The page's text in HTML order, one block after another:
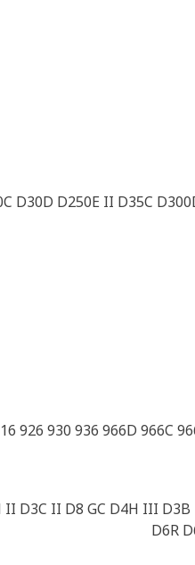
D30D D250E II D35C
926 930 936 966D 966C
D3C II D8 GC D4H III
D6R